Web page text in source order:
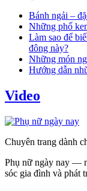
Bánh ngải –
Những phố
Làm sao để
đông này?
Những món
Hướng dẫn
Video
Chuyên trang dành
Phụ nữ ngày nay —
sóc gia đình và phát